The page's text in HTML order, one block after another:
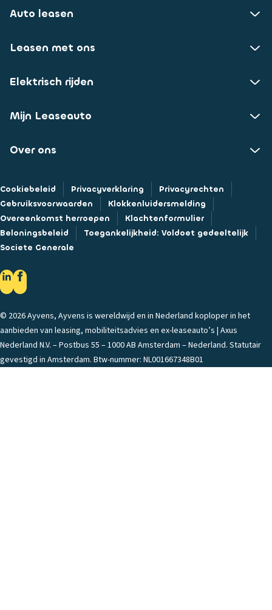
Auto leasen
Leasen met ons
Elektrisch rijden
Mijn Leaseauto
Over ons
Cookiebeleid Privacyverklaring
Privacyrechten
Gebruiksvoorwaarden
Klokkenluidersmelding
Overeenkomst herroepen
Klachtenformulier
Beloningsbeleid
Toegankelijkheid: Voldoet gedeeltelijk
Societe Generale
© 2026 Ayvens, Ayvens is wereldwijd en in Nederland koploper in het
aanbieden van leasing, mobiliteitsadvies en ex-leaseauto’s | Axus
Nederland N.V. – Postbus 55 – 1000 AB Amsterdam – Nederland. Statutair
gevestigd in Amsterdam. Btw-nummer: NL001667348B01